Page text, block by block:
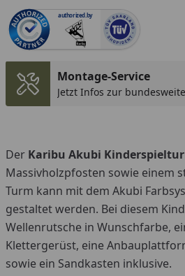
authorized.by
Montage-Service
Jetzt Infos zur
Der Karibu Akubi
Massivholzpfosten sowie einem
Turm kann mit dem Akubi
gestaltet werden. Bei diesem
Wellenrutsche in Wunschfarbe,
Klettergerüst, eine
sowie ein Sandkasten inklusive.